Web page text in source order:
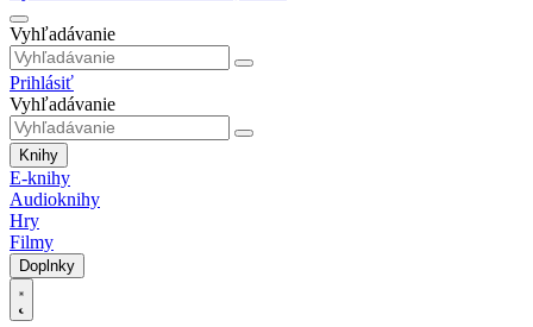
Vyhľadávanie
Prihlásiť
Vyhľadávanie
Knihy
E-knihy
Audioknihy
Hry
Filmy
Doplnky